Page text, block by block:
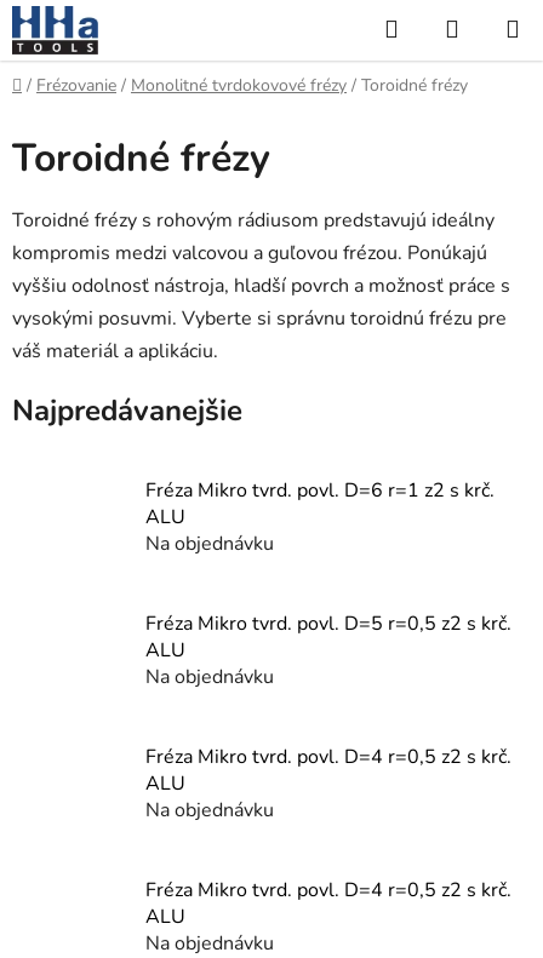
Prejsť
na
obsah
Hľadať
KOŠÍK
Domov
/ Frézovanie / Monolitné tvrdokovové frézy / Toroidné frézy
Toroidné frézy
Toroidné frézy s rohovým rádiusom predstavujú ideálny
kompromis medzi valcovou a guľovou frézou. Ponúkajú
vyššiu odolnosť nástroja, hladší povrch a možnosť práce s
vysokými posuvmi. Vyberte si správnu toroidnú frézu pre
váš materiál a aplikáciu.
Najpredávanejšie
Fréza Mikro tvrd. povl. D=6 r=1 z2 s krč.
ALU
Na objednávku
Fréza Mikro tvrd. povl. D=5 r=0,5 z2 s krč.
ALU
Na objednávku
Fréza Mikro tvrd. povl. D=4 r=0,5 z2 s krč.
ALU
Na objednávku
Fréza Mikro tvrd. povl. D=4 r=0,5 z2 s krč.
ALU
Na objednávku